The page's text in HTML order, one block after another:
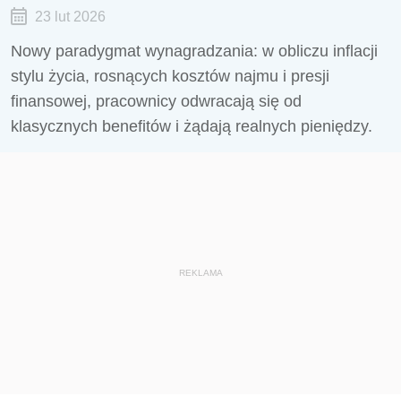
23 lut 2026
Nowy paradygmat wynagradzania: w obliczu inflacji
stylu życia, rosnących kosztów najmu i presji
finansowej, pracownicy odwracają się od
klasycznych benefitów i żądają realnych pieniędzy.
REKLAMA